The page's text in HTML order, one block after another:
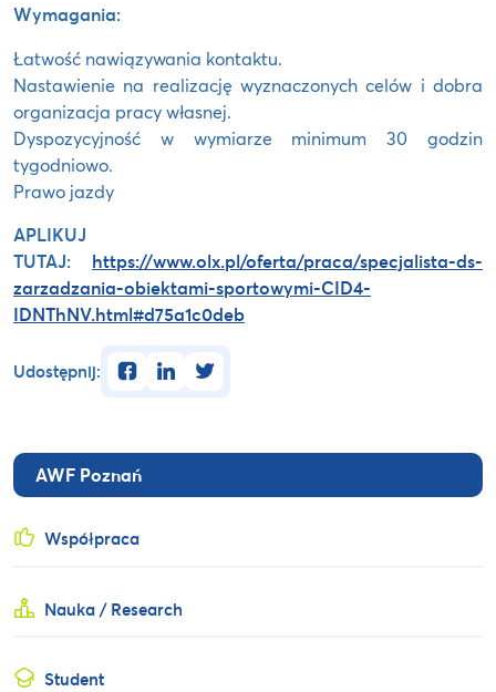
AWF Poznań
Współpraca
Nauka / Research
Student
Wymagania:
Łatwość nawiązywania kontaktu.
Nastawienie na realizację wyznaczonych celów i dobra
organizacja pracy własnej.
Dyspozycyjność w wymiarze minimum 30 godzin
tygodniowo.
Prawo jazdy
APLIKUJ
TUTAJ: https://www.olx.pl/oferta/praca/specjalista-ds-
zarzadzania-obiektami-sportowymi-CID4-
IDNThNV.html#d75a1c0deb
Udostępnij: facebooklinkedintwitter